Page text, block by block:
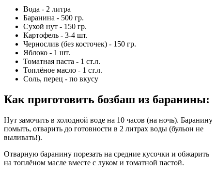
Вода - 2 литра
Баранина - 500 гр.
Сухой нут - 150 гр.
Картофель - 3-4 шт.
Чернослив (без косточек) - 150 гр.
Яблоко - 1 шт.
Томатная паста - 1 ст.л.
Топлёное масло - 1 ст.л.
Соль, перец - по вкусу
Как приготовить бозбаш из баранины:
Нут замочить в холодной воде на 10 часов (на ночь). Баранину
помыть, отварить до готовности в 2 литрах воды (бульон не
выливать!).
Отварную баранину порезать на средние кусочки и обжарить
на топлёном масле вместе с луком и томатной пастой.